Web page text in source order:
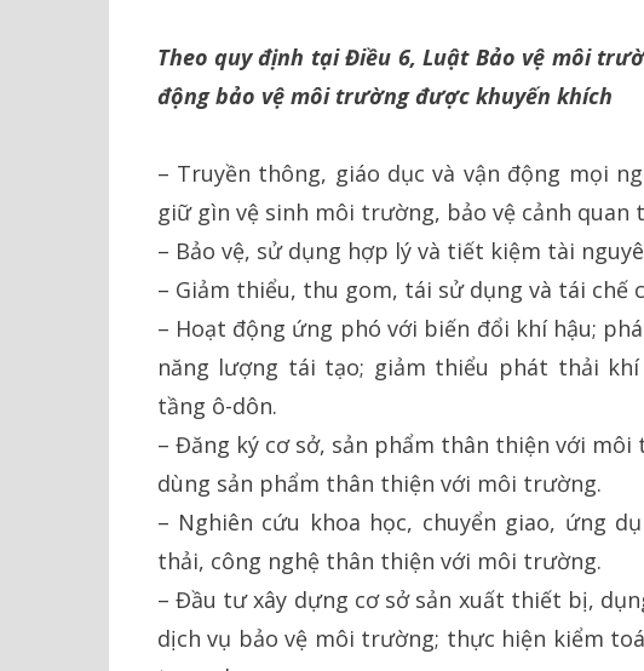
Theo quy định tại Điều 6, Luật Bảo vệ môi
động bảo vệ môi trường được khuyến khích
– Truyền thông, giáo dục và vận động mọi
giữ gìn vệ sinh môi trường, bảo vệ cảnh quan
– Bảo vệ, sử dụng hợp lý và tiết kiệm tài
– Giảm thiểu, thu gom, tái sử dụng và tái chế
– Hoạt động ứng phó với biến đổi khí hậu;
năng lượng tái tạo; giảm thiểu phát thải
tầng ô-dôn.
– Đăng ký cơ sở, sản phẩm thân thiện với
dùng sản phẩm thân thiện với môi trường.
– Nghiên cứu khoa học, chuyển giao, ứng
thải, công nghệ thân thiện với môi trường.
– Đầu tư xây dựng cơ sở sản xuất thiết bị,
dịch vụ bảo vệ môi trường; thực hiện kiểm